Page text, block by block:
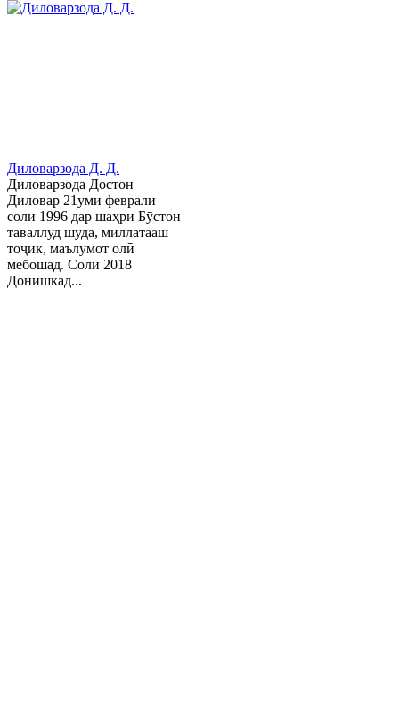
Диловарзода Д. Д.
Диловарзода Достон
Диловар 21уми феврали
соли 1996 дар шаҳри Бӯстон
таваллуд шуда, миллатааш
тоҷик, маълумот олӣ
мебошад. Соли 2018
Донишкад...